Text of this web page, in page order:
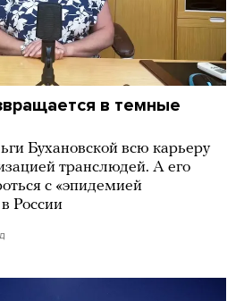
в темные
Бухановской всю карьеру
транслюдей. А его
с «эпидемией
России